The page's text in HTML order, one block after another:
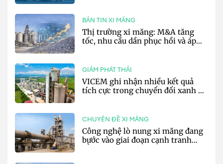
BẢN TIN XI MĂNG
Thị trường xi măng: M&A tăng
tốc, nhu cầu dần phục hồi và áp
GIẢM PHÁT THẢI
VICEM ghi nhận nhiều kết quả
tích cực trong chuyển đổi xanh 6
CHUYÊN ĐỀ XI MĂNG
Công nghệ lò nung xi măng đang
bước vào giai đoạn cạnh tranh